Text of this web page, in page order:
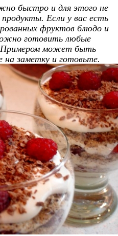
быстро и для этого не
Если у вас есть
фруктов блюдо и
готовить любые
Примером может быть
заметку и готовьте.